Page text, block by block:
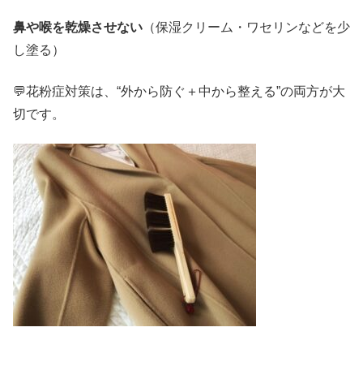
鼻や喉を乾燥させない （保湿クリーム・ワセリンなどを少
し塗る）
💬花粉症対策は、“外から防ぐ＋中から整える”の両方が大
切です。